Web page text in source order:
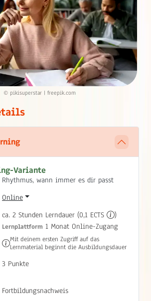
© pikisuperstar | freepik.com
Variante
wann immer es dir passt
Online
ca. 2 Stunden Lerndauer (0,1 ECTS )
Lernplattform 1 Monat Online-Zugang
Mit deinem ersten Zugriff auf das
Lernmaterial beginnt die Ausbildungsdauer
3 Punkte
Fortbildungsnachweis